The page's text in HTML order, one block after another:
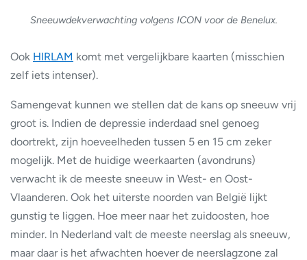
Sneeuwdekverwachting volgens ICON voor de Benelux.
Ook HIRLAM komt met vergelijkbare kaarten (misschien
zelf iets intenser).
Samengevat kunnen we stellen dat de kans op sneeuw vrij
groot is. Indien de depressie inderdaad snel genoeg
doortrekt, zijn hoeveelheden tussen 5 en 15 cm zeker
mogelijk. Met de huidige weerkaarten (avondruns)
verwacht ik de meeste sneeuw in West- en Oost-
Vlaanderen. Ook het uiterste noorden van België lijkt
gunstig te liggen. Hoe meer naar het zuidoosten, hoe
minder. In Nederland valt de meeste neerslag als sneeuw,
maar daar is het afwachten hoever de neerslagzone zal